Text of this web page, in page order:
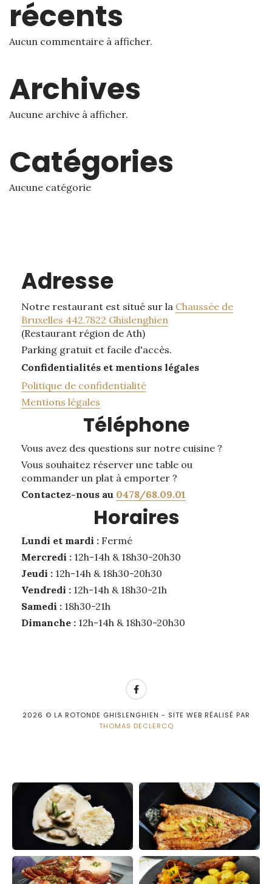
récents
Aucun commentaire à afficher.
Archives
Aucune archive à afficher.
Catégories
Aucune catégorie
Adresse
Notre restaurant est situé sur la Chaussée de
Bruxelles 442,7822 Ghislenghien
(Restaurant région de Ath)
Parking gratuit et facile d'accès.
Confidentialités et mentions légales
Politique de confidentialité
Mentions légales
Téléphone
Vous avez des questions sur notre cuisine ?
Vous souhaitez réserver une table ou
commander un plat à emporter ?
Contactez-nous au 0478/68.09.01
Horaires
Lundi et mardi : Fermé
Mercredi : 12h-14h & 18h30-20h30
Jeudi : 12h-14h & 18h30-20h30
Vendredi : 12h-14h & 18h30-21h
Samedi : 18h30-21h
Dimanche : 12h-14h & 18h30-20h30
2026 © LA ROTONDE GHISLENGHIEN - SITE WEB RÉALISÉ PAR
THOMAS DECLERCQ